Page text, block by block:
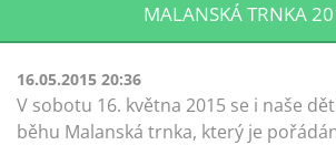
MALANSKÁ TRNKA
16.05.2015 20:36
V sobotu 16. května 2015 se i naše
běhu Malanská trnka, který je